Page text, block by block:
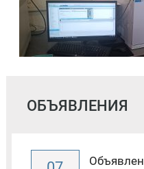
ОБЪЯВЛЕНИЯ